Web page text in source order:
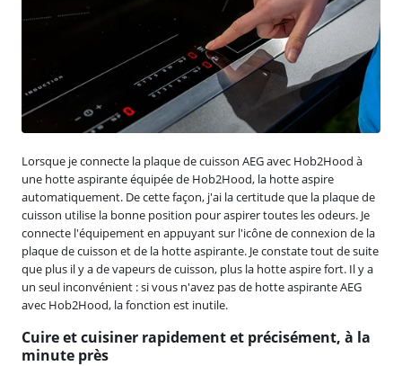
Lorsque je connecte la plaque de cuisson AEG avec Hob2Hood à
une hotte aspirante équipée de Hob2Hood, la hotte aspire
automatiquement. De cette façon, j'ai la certitude que la plaque de
cuisson utilise la bonne position pour aspirer toutes les odeurs. Je
connecte l'équipement en appuyant sur l'icône de connexion de la
plaque de cuisson et de la hotte aspirante. Je constate tout de suite
que plus il y a de vapeurs de cuisson, plus la hotte aspire fort. Il y a
un seul inconvénient : si vous n'avez pas de hotte aspirante AEG
avec Hob2Hood, la fonction est inutile.
Cuire et cuisiner rapidement et précisément, à la
minute près